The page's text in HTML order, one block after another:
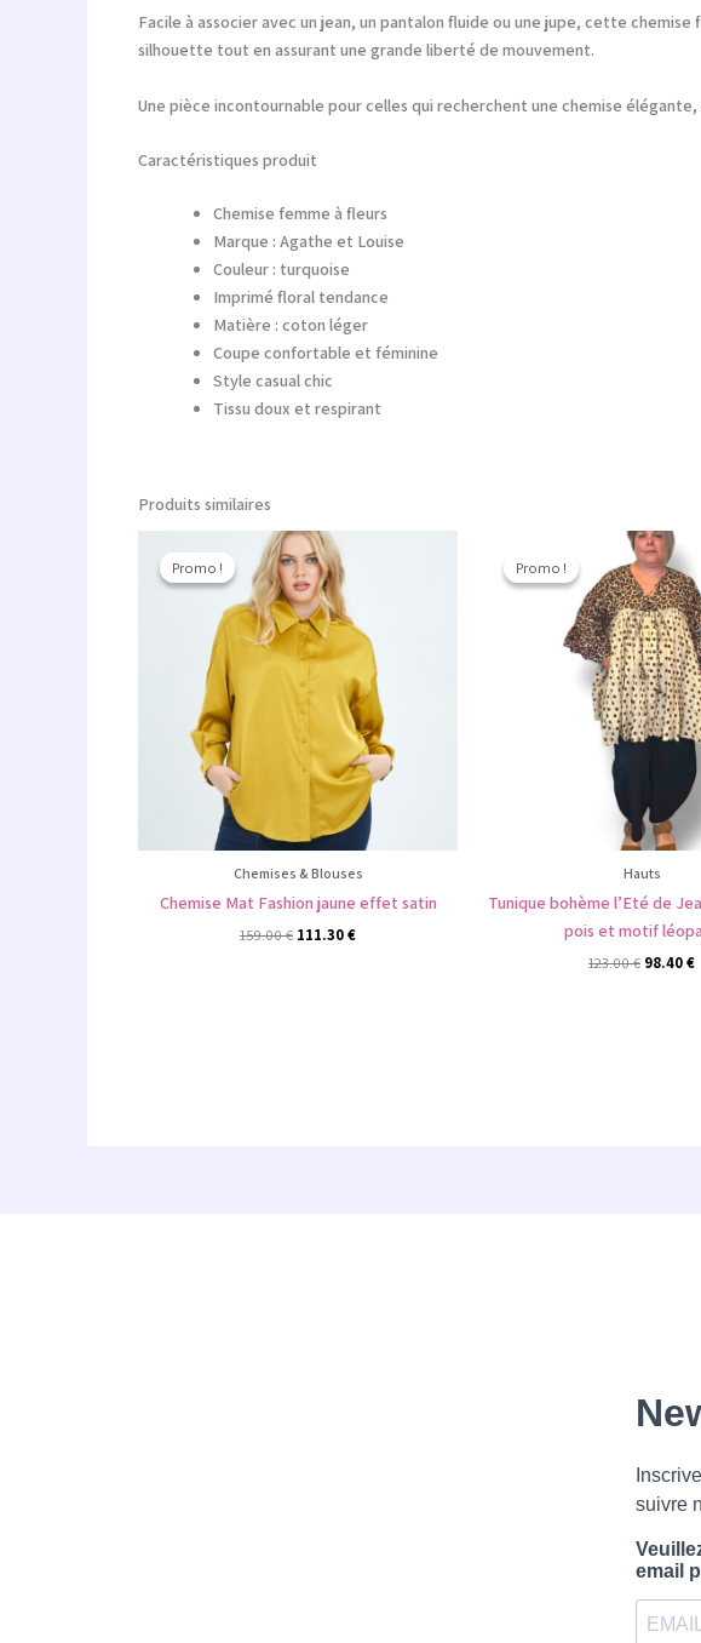
Facile à associer avec un jean, un pantalon fluide ou une jupe, cette
silhouette tout en assurant une grande liberté de mouvement.
Une pièce incontournable pour celles qui recherchent une chemise
Caractéristiques produit
Chemise femme à fleurs
Marque : Agathe et Louise
Couleur : turquoise
Imprimé floral tendance
Matière : coton léger
Coupe confortable et féminine
Style casual chic
Tissu doux et respirant
Produits similaires
Promo !
Promo !
Chemises & Blouses
Chemise Mat Fashion jaune effet satin
159.00€
Le
prix
initial
était :
159.00 €.
111.30€
Promo !
Promo !
Hauts
Tunique bohème l’Eté de
pois et motif
123.00€
Le
prix
initial
était :
123.00
98.40€